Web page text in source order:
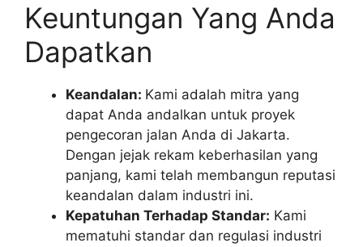
Keuntungan Yang Anda
Dapatkan
Keandalan: Kami adalah mitra yang
dapat Anda andalkan untuk proyek
pengecoran jalan Anda di Jakarta.
Dengan jejak rekam keberhasilan yang
panjang, kami telah membangun reputasi
keandalan dalam industri ini.
Kepatuhan Terhadap Standar: Kami
mematuhi standar dan regulasi industri